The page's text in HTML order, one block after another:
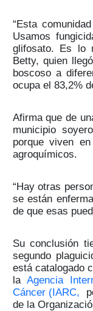
“Esta
Usamos
glifosato. Es lo
Betty, quien
boscoso a
ocupa el 83,2%
Afirma que de
municipio
porque viven
agroquímicos.
“Hay otras
se están
de que esas
Su conclusión
segundo
está catalogado
laAgencia
Cáncer (IARC,
de la